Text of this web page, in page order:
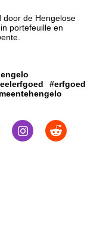
door de Hengelose
portefeuille en
#erfgoed